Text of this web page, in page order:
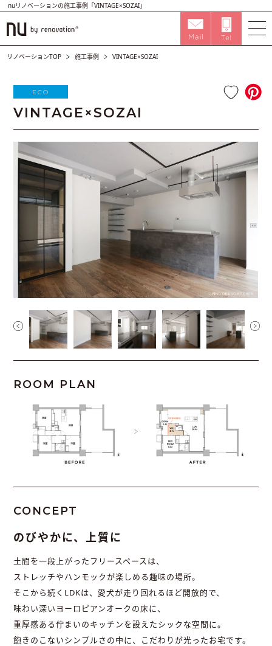
nuリノベーションの施工事例「VINTAGE×SOZAI」
リノベーションTOP 施工事例 VINTAGE×SOZAI
ECO
VINTAGE×SOZAI
ROOM PLAN
CONCEPT
のびやかに、上質に
土間を一段上がったフリースペースは、
ストレッチやハンモックが楽しめる趣味の場所。
そこから続くLDKは、愛犬が走り回れるほど開放的で、
味わい深いヨーロピアンオークの床に、
重厚感ある佇まいのキッチンを設えたシックな空間に。
飽きのこないシンプルさの中に、こだわりが光ったお宅です。